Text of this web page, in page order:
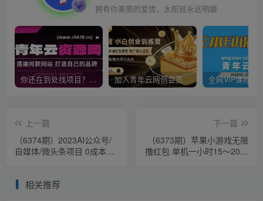
拥有你美丽的爱情，太阳就永远明媚
你还在到处找项目？还在当韭菜？我靠卖项目一个月收入5万+，曾经我也是个失败者。 加入青年云网创会员，全站资源免费学习。加入高级合伙人，推广日入1000+
上一篇
（6374期）2023AI公众号/
自媒体/微头条项目 0成本几
下一篇
（6373期）苹果小游戏无限
撸红包 单机一小时15～20左
相关推荐